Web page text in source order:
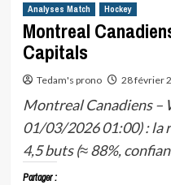
Analyses Match Hockey
Montreal
Capitals
Tedam's prono 28 février
Montreal Canadiens –
01/03/2026 01:00) : la
4,5 buts (≈ 88%,
Partager :